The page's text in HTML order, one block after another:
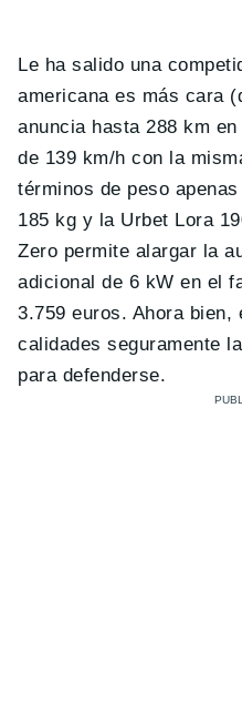
Le ha salido una
americana es más cara
anuncia hasta 288 km
de 139 km/h con la
términos de peso
185 kg y la Urbet Lora
Zero permite alargar la
adicional de 6 kW en el
3.759 euros. Ahora bien,
calidades seguramente
para defenderse.